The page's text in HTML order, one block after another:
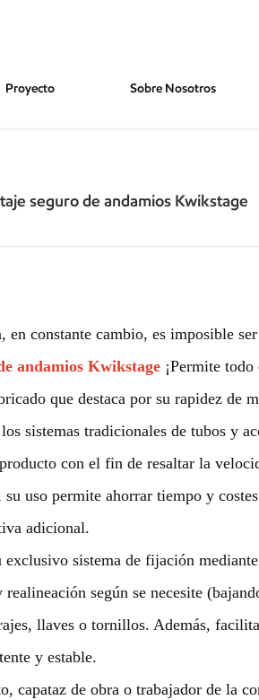
Proyecto Sobre Nosotros
seguro de andamios Kwikstage
constante cambio, es imposible
andamios Kwikstage ¡Permite
que destaca por su rapidez de
sistemas tradicionales de tubos y
con el fin de resaltar la
uso permite ahorrar tiempo y
adicional.
sistema de fijación
según se necesite
llaves o tornillos. Además,
y estable.
capataz de obra o trabajador de la